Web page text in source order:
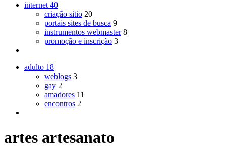
internet 40
criação sitio 20
portais sites de busca 9
instrumentos webmaster 8
promoção e inscrição 3
adulto 18
weblogs 3
gay 2
amadores 11
encontros 2
artes artesanato